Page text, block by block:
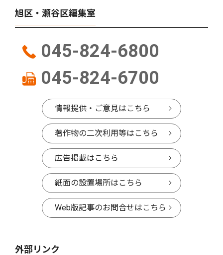
旭区・瀬谷区編集室
045-824-6800
045-824-6700
情報提供・ご意見はこちら
著作物の二次利用等はこちら
広告掲載はこちら
紙面の設置場所はこちら
Web版記事のお問合せはこちら
外部リンク